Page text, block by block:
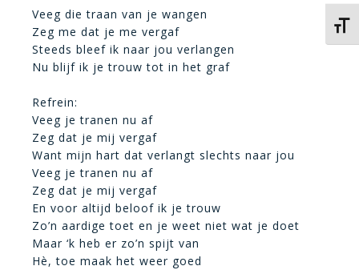
Veeg die traan van je wangen
Zeg me dat je me vergaf
Steeds bleef ik naar jou verlangen
Nu blijf ik je trouw tot in het graf
Refrein:
Veeg je tranen nu af
Zeg dat je mij vergaf
Want mijn hart dat verlangt slechts naar jou
Veeg je tranen nu af
Zeg dat je mij vergaf
En voor altijd beloof ik je trouw
Zo’n aardige toet en je weet niet wat je doet
Maar ‘k heb er zo’n spijt van
Hè, toe maak het weer goed